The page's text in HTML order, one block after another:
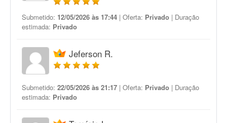
Submetido: 12/05/2026 às 17:44 | Oferta: Privado | Duração
estimada: Privado
Jeferson R.
Submetido: 22/05/2026 às 21:17 | Oferta: Privado | Duração
estimada: Privado